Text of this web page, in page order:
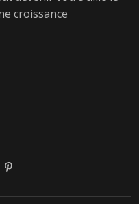
croissance